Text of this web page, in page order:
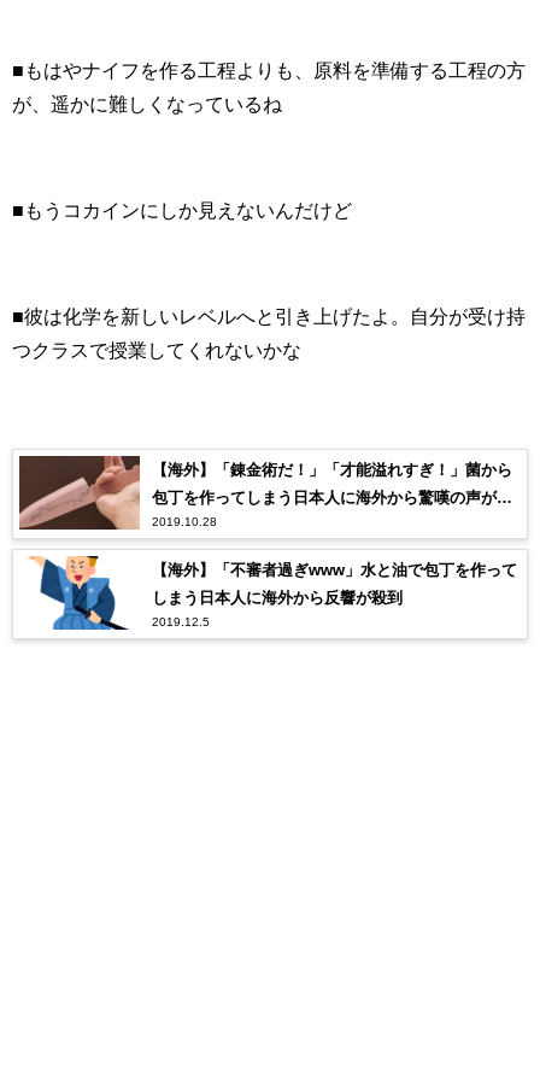
■もはやナイフを作る工程よりも、原料を準備する工程の方
が、遥かに難しくなっているね
■もうコカインにしか見えないんだけど
■彼は化学を新しいレベルへと引き上げたよ。自分が受け持
つクラスで授業してくれないかな
【海外】「錬金術だ！」「才能溢れすぎ！」菌から
包丁を作ってしまう日本人に海外から驚嘆の声が殺
到
2019.10.28
【海外】「不審者過ぎwww」水と油で包丁を作って
しまう日本人に海外から反響が殺到
2019.12.5